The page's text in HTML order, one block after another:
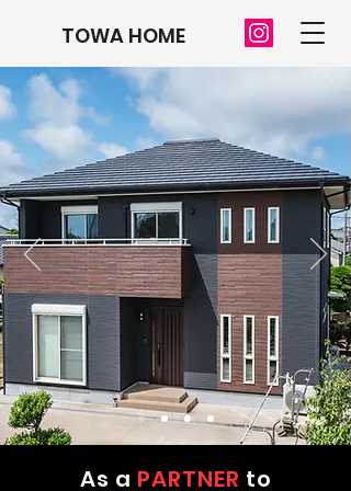
TOWA HOME
As a PARTNER to